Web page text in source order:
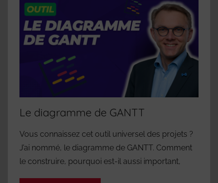
Le diagramme de GANTT
Vous connaissez cet outil universel des projets ?
J’ai nommé, le diagramme de GANTT. Comment
le construire, pourquoi est-il aussi important,